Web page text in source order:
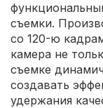
съемки.
со 120-ю
камера не
съемке
создавать
удержания